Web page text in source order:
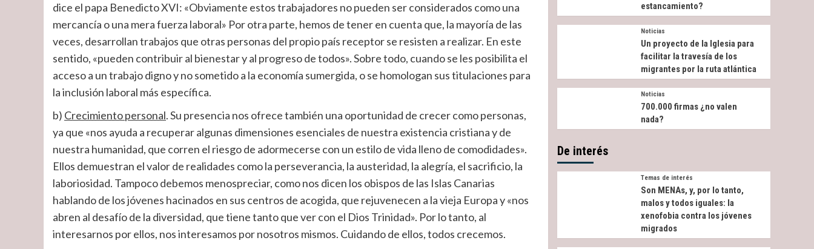
dice el papa Benedicto XVI: «Obviamente estos trabajadores no pueden ser considerados como una
mercancía o una mera fuerza laboral» Por otra parte, hemos de tener en cuenta que, la mayoría de las
veces, desarrollan trabajos que otras personas del propio país receptor se resisten a realizar. En este
sentido, «pueden contribuir al bienestar y al progreso de todos». Sobre todo, cuando se les posibilita el
acceso a un trabajo digno y no sometido a la economía sumergida, o se homologan sus titulaciones para
la inclusión laboral más específica.
b) Crecimiento personal. Su presencia nos ofrece también una oportunidad de crecer como personas,
ya que «nos ayuda a recuperar algunas dimensiones esenciales de nuestra existencia cristiana y de
nuestra humanidad, que corren el riesgo de adormecerse con un estilo de vida lleno de comodidades».
Ellos demuestran el valor de realidades como la perseverancia, la austeridad, la alegría, el sacrificio, la
laboriosidad. Tampoco debemos menospreciar, como nos dicen los obispos de las Islas Canarias
hablando de los jóvenes hacinados en sus centros de acogida, que rejuvenecen a la vieja Europa y «nos
abren al desafío de la diversidad, que tiene tanto que ver con el Dios Trinidad». Por lo tanto, al
interesarnos por ellos, nos interesamos por nosotros mismos. Cuidando de ellos, todos crecemos.
estancamiento?
Noticias
Un proyecto de la Iglesia para
facilitar la travesía de los
migrantes por la ruta atlántica
Noticias
700.000 firmas ¿no valen
nada?
De interés
Temas de interés
Son MENAs, y, por lo tanto,
malos y todos iguales: la
xenofobia contra los jóvenes
migrados